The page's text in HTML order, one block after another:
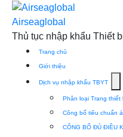
Skip
content
Airseaglobal
Thủ tục nhập khẩu Thiết
Trang chủ
Giới thiệu
Dịch vụ nhập khẩu TBYT
for
Phân loại Trang thiết
Công bố tiêu chuẩn
CÔNG BỐ ĐỦ ĐIỀU